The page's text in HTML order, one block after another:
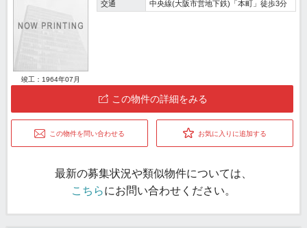
竣工：1964年07月
交通
中央線(大阪市営地下鉄)「本町」徒歩3分
この物件の詳細をみる
この物件を問い合わせる お気に入りに追加する
最新の募集状況や類似物件については、
こちらにお問い合わせください。